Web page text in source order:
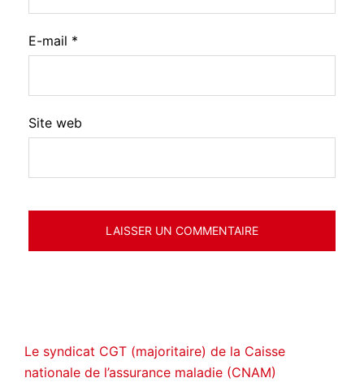
E-mail *
Site web
Le syndicat CGT (majoritaire) de la Caisse
nationale de l’assurance maladie (CNAM)